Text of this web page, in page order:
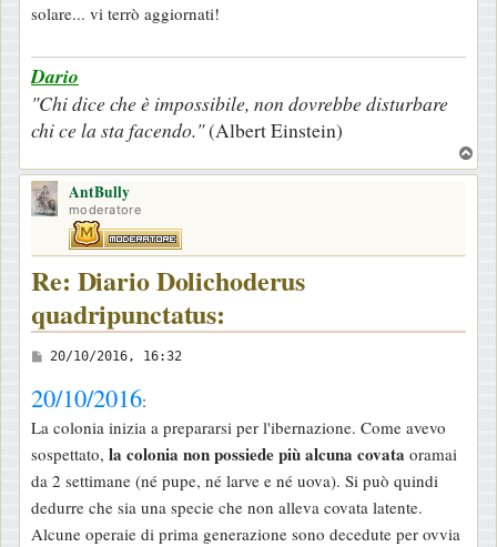
solare... vi terrò aggiornati!
Dario
"Chi dice che è impossibile, non dovrebbe disturbare
chi ce la sta facendo."(Albert Einstein)
o
AntBully
moderatore
Re: Diario Dolichoderus
quadripunctatus:
M
s
s
a
g
g
i
20/10/2016, 16:32
20/10/2016:
La colonia inizia a prepararsi per l'ibernazione. Come avevo
sospettato, la colonia non possiede più alcuna covata oramai
da 2 settimane (né pupe, né larve e né uova). Si può quindi
dedurre che sia una specie che non alleva covata latente.
Alcune operaie di prima generazione sono decedute per ovvia